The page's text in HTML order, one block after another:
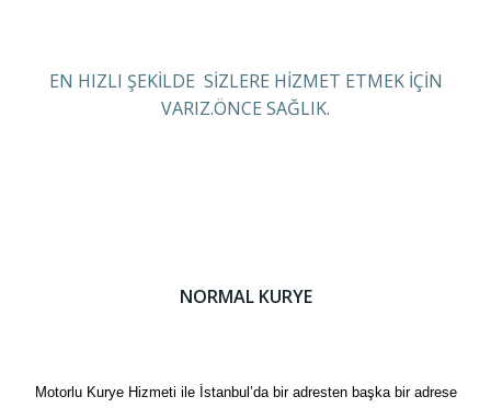
EN HIZLI ŞEKİLDE SİZLERE HİZMET ETMEK İÇİN
VARIZ.ÖNCE SAĞLIK.
NORMAL KURYE
Motorlu Kurye Hizmeti ile İstanbul’da bir adresten başka bir adrese